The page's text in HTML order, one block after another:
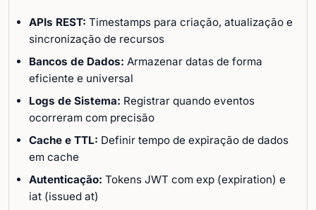
APIs REST: Timestamps para criação, atualização e
sincronização de recursos
Bancos de Dados: Armazenar datas de forma
eficiente e universal
Logs de Sistema: Registrar quando eventos
ocorreram com precisão
Cache e TTL: Definir tempo de expiração de dados
em cache
Autenticação: Tokens JWT com exp (expiration) e
iat (issued at)